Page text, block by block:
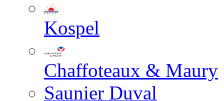
Kospel
Chaffoteaux & Maury
Saunier Duval